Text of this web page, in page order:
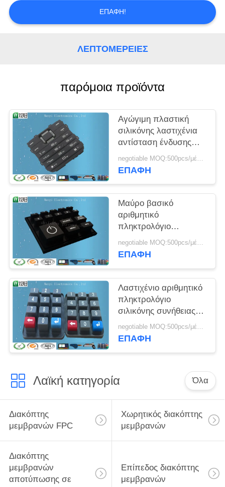
SITEMAP
ΕΠΑΦΉ!
ΛΕΠΤΟΜΈΡΕΙΕΣ
παρόμοια προϊόντα
Αγώγιμη πλαστική
σιλικόνης λαστιχένια
αντίσταση ένδυσης
μαξιλαριών διακοπτών
μεμβρανών
επαγγελματική
negotiable MOQ:500pcs/μέρος
ΕΠΑΦΉ
Μαύρο βασικό
αριθμητικό
πληκτρολόγιο
σιλικόνης συνήθειας/
άσπρο αριθμητικό
οθόνης μεταξιού
αγώγιμο λαστιχένιο
negotiable MOQ:500pcs/μέρος
ΕΠΑΦΉ
Λαστιχένιο αριθμητικό
πληκτρολόγιο
σιλικόνης συνήθειας
Eco φιλικό αδιάβροχο
με το χάπι άνθρακα
negotiable MOQ:500pcs/μέρος
ΕΠΑΦΉ
Λαϊκή κατηγορία Όλα
Διακόπτης
μεμβρανών FPC
Χωρητικός διακόπτης
μεμβρανών
Διακόπτης
μεμβρανών
αποτύπωσης σε
Επίπεδος διακόπτης
μεμβρανών